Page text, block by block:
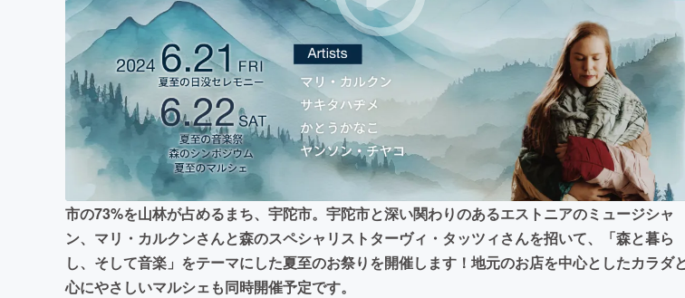
まちづくり・地域活性化
CAMPFIRE for Social Good
CAMPFIREふるさと納税machi-ya
市の73%を山林が占めるまち、宇陀市。宇陀市と深い関わりのあるエストニアのミュージシャ
ン、マリ・カルクンさんと森のスペシャリストターヴィ・タッツィさんを招いて、「森と暮ら
し、そして音楽」をテーマにした夏至のお祭りを開催します！地元のお店を中心としたカラダ
心にやさしいマルシェも同時開催予定です。